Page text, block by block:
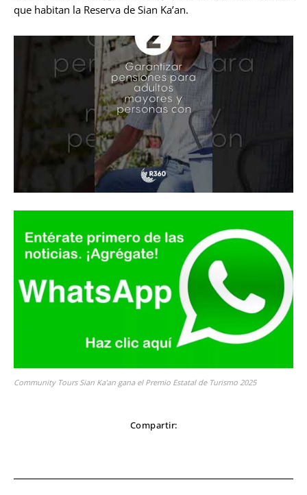
que habitan la Reserva de Sian Ka’an.
Community Tours Sian Ka’an gana el Premio Estatal de Turismo 2025
Compartir: